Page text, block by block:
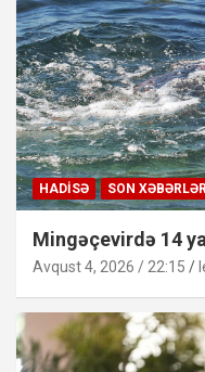
HADISƏ SON
Mingəçevirdə 14
Avqust 4, 2026 / 22:15